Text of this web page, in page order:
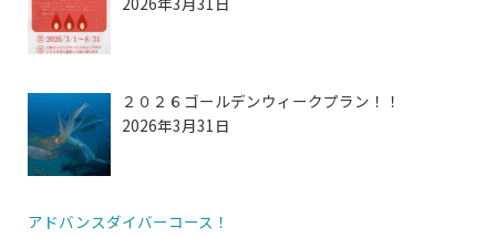
２０２６ゴールデンウィークプラン！！
2026年3月31日
アドバンスダイバーコース！